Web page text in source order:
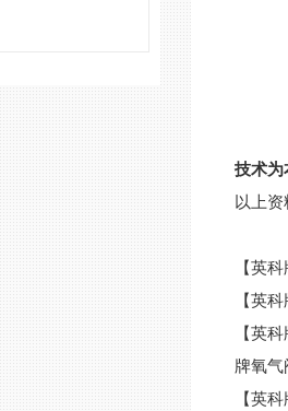
技术为
以上
【英
【英
【英
牌氧
【英